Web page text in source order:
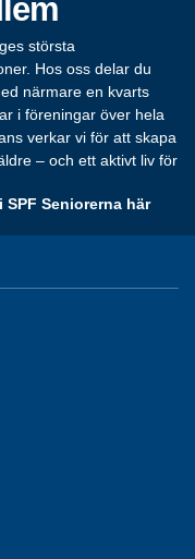
största
Hos oss delar du
närmare en kvarts
i föreningar över hela
verkar vi för att skapa
– och ett aktivt liv för
SPF Seniorerna här